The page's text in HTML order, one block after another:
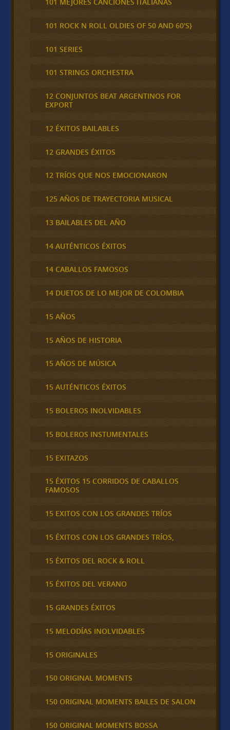
101 ROCK N ROLL OLDIES OF 50 AND 60'S}
101 SERIES
101 STRINGS ORCHESTRA
12 CONJUNTOS BEAT ARGENTINOS FOR
EXPORT
12 ÉXITOS BAILABLES
12 GRANDES ÉXITOS
12 TRÍOS QUE NOS EMOCIONARON
125 AÑOS DE TRAYECTORIA MUSICAL
13 BAILABLES DEL AÑO
14 AUTÉNTICOS ÉXITOS
14 CABALLOS FAMOSOS
14 DUETOS DE LO MEJOR DE COLOMBIA
15 AÑOS
15 AÑOS DE HISTORIA
15 AÑOS DE MÚSICA
15 AUTÉNTICOS ÉXITOS
15 BOLEROS INOLVIDABLES
15 BOLEROS INSTUMENTALES
15 EXITAZOS
15 ÉXITOS 15 CORRIDOS DE CABALLOS
FAMOSOS
15 EXITOS CON LOS GRANDES TRÍOS
15 ÉXITOS CON LOS GRANDES TRÍOS,
15 ÉXITOS DEL ROCK & ROLL
15 ÉXITOS DEL VERANO
15 GRANDES ÉXITOS
15 MELODÍAS INOLVIDABLES
15 ORIGINALES
150 ORIGINAL MOMENTS
150 ORIGINAL MOMENTS BAILES DE SALON
150 ORIGINAL MOMENTS BOSSA